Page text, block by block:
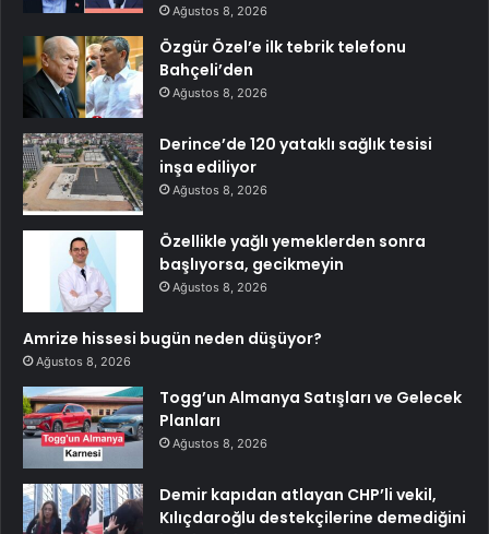
Ağustos 8, 2026
Özgür Özel’e ilk tebrik telefonu
Bahçeli’den
Ağustos 8, 2026
Derince’de 120 yataklı sağlık tesisi
inşa ediliyor
Ağustos 8, 2026
Özellikle yağlı yemeklerden sonra
başlıyorsa, gecikmeyin
Ağustos 8, 2026
Amrize hissesi bugün neden düşüyor?
Ağustos 8, 2026
Togg’un Almanya Satışları ve Gelecek
Planları
Ağustos 8, 2026
Demir kapıdan atlayan CHP’li vekil,
Kılıçdaroğlu destekçilerine demediğini